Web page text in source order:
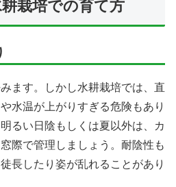
栽培での育て方
ます。しかし水耕栽培では、直
水温が上がりすぎる危険もあり
るい日陰もしくは夏以外は、カ
際で管理しましょう。耐陰性も
長したり姿が乱れることがあり